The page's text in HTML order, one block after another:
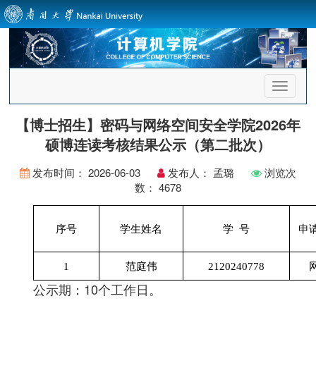
首
页
航
【博士招生】密码与网络空间安全学院2026年
硕博连读考核结果公示（第二批次）
发布时间： 2026-06-03 发布人： 孟璐
浏览次
数： 4678
序号 学生姓名 学 号 申
1 范庭伟 2120240778
公示期：10个工作日。